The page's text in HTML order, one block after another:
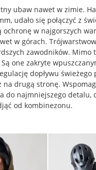
ubaw nawet w zimie.
udało się połączyć z
w najgorszych
w górach.
zawodników. Mimo
one zakryte
dopływu świeżego
drugą stronę.
najmniejszego detalu,
od kombinezonu.